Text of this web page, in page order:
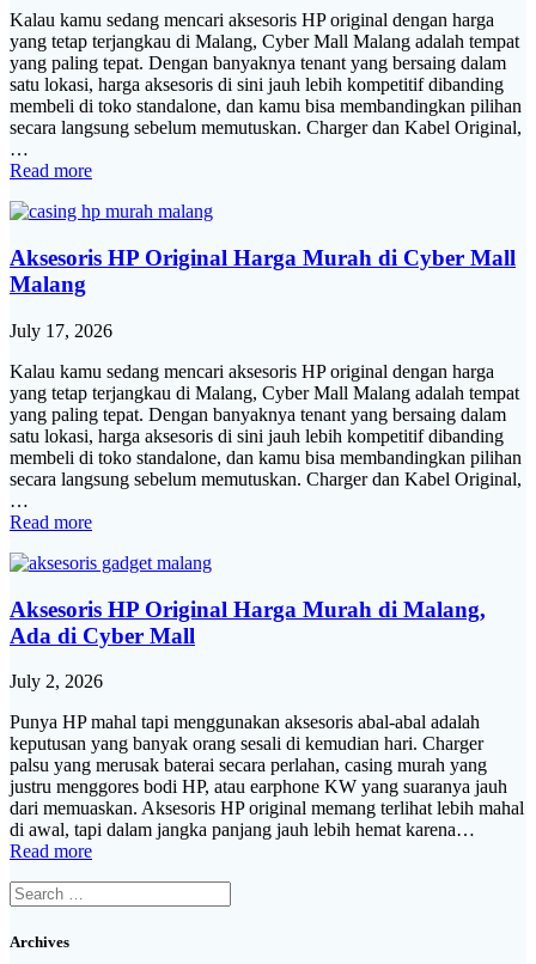
Kalau kamu sedang mencari aksesoris HP original dengan harga
yang tetap terjangkau di Malang, Cyber Mall Malang adalah tempat
yang paling tepat. Dengan banyaknya tenant yang bersaing dalam
satu lokasi, harga aksesoris di sini jauh lebih kompetitif dibanding
membeli di toko standalone, dan kamu bisa membandingkan pilihan
secara langsung sebelum memutuskan. Charger dan Kabel Original,
…
Read more
Aksesoris HP Original Harga Murah di Cyber Mall
Malang
July 17, 2026
Kalau kamu sedang mencari aksesoris HP original dengan harga
yang tetap terjangkau di Malang, Cyber Mall Malang adalah tempat
yang paling tepat. Dengan banyaknya tenant yang bersaing dalam
satu lokasi, harga aksesoris di sini jauh lebih kompetitif dibanding
membeli di toko standalone, dan kamu bisa membandingkan pilihan
secara langsung sebelum memutuskan. Charger dan Kabel Original,
…
Read more
Aksesoris HP Original Harga Murah di Malang,
Ada di Cyber Mall
July 2, 2026
Punya HP mahal tapi menggunakan aksesoris abal-abal adalah
keputusan yang banyak orang sesali di kemudian hari. Charger
palsu yang merusak baterai secara perlahan, casing murah yang
justru menggores bodi HP, atau earphone KW yang suaranya jauh
dari memuaskan. Aksesoris HP original memang terlihat lebih mahal
di awal, tapi dalam jangka panjang jauh lebih hemat karena…
Read more
Search
for:
Archives